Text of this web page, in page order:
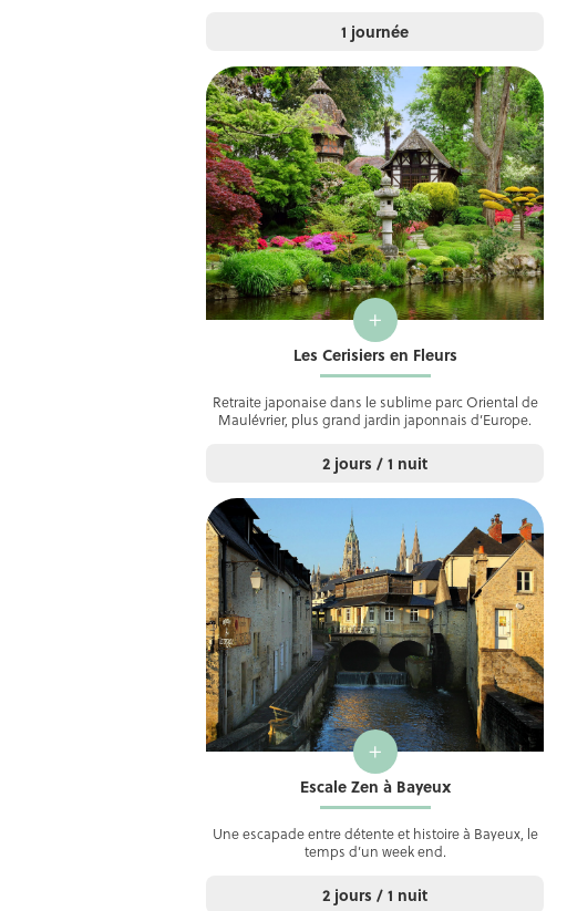
1 journée
+
Les Cerisiers en Fleurs
Retraite japonaise dans le sublime parc Oriental de
Maulévrier, plus grand jardin japonnais d’Europe.
2 jours / 1 nuit
+
Escale Zen à Bayeux
Une escapade entre détente et histoire à Bayeux, le
temps d’un week end.
2 jours / 1 nuit